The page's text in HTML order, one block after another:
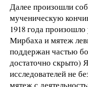
Далее произошли
мученическую
1918 года
Мирбаха и мятеж
поддержан частью
достаточно скрыто)
исследователей не
мятеж с